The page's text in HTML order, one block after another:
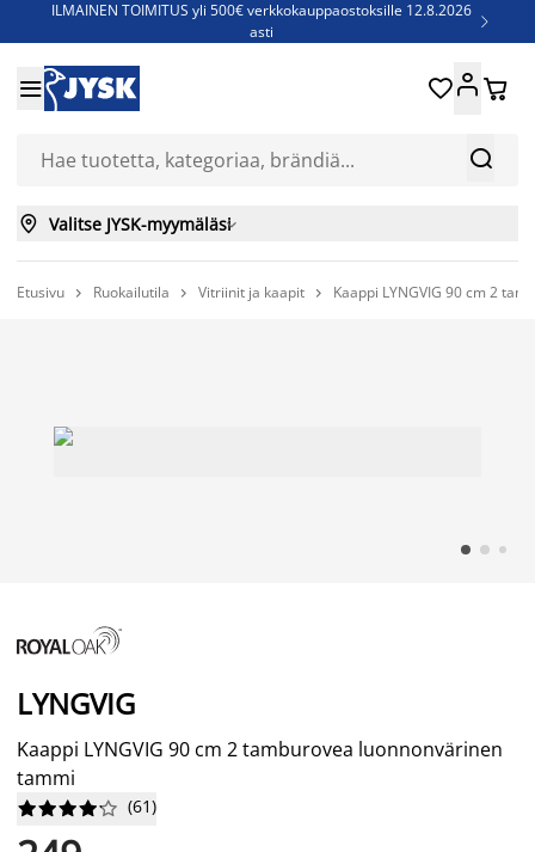
ILMAINEN TOIMITUS yli 500€ verkkokauppaostoksille 12.8.2026
asti

Jenkkisänkyjä - Säästä jopa 60%


 
 Valitse JYSK-myymäläsi
Etusivu  Ruokailutila  Vitriinit ja kaapit  Kaappi LYNGVIG 90 cm 2
LYNGVIG
Kaappi LYNGVIG 90 cm 2 tamburovea luonnonvärinen
tammi





 (61)